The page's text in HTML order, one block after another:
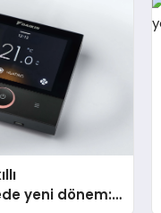
yeni dönem: